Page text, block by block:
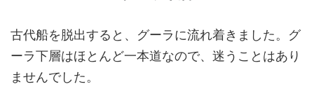
古代船を脱出すると、グーラに流れ着きました。グ
ーラ下層はほとんど一本道なので、迷うことはあり
ませんでした。